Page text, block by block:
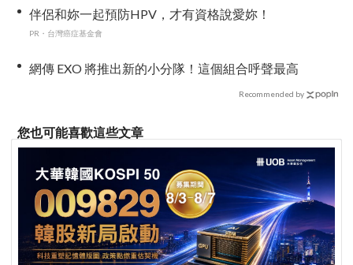
伴侶和妳一起預防HPV，才有資格說愛妳！
PR・台灣癌症基金會
網傳 EXO 將推出新的小分隊！這個組合呼聲最高
Recommended by
您也可能喜歡這些文章